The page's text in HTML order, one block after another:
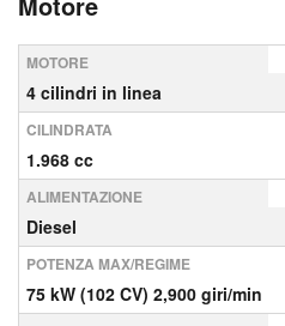
MOTORE
4 cilindri in linea
CILINDRATA
1.968 cc
ALIMENTAZIONE
Diesel
POTENZA MAX/REGIME
75 kW (102 CV) 2,900 giri/min